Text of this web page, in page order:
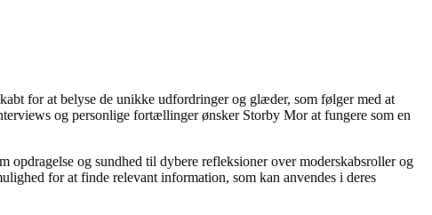
for at belyse de unikke udfordringer og glæder, som følger med at
og personlige fortællinger ønsker Storby Mor at fungere som en
opdragelse og sundhed til dybere refleksioner over moderskabsroller og
for at finde relevant information, som kan anvendes i deres